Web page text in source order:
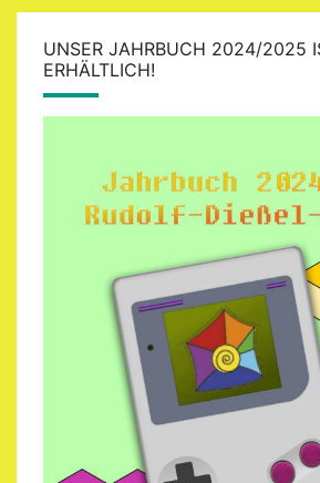
UNSER JAHRBUCH 2024/2025
ERHÄLTLICH!